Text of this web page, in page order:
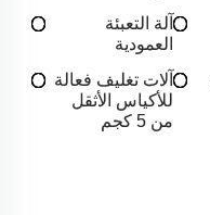
آلة التعبئة
العمودية
آلات تغليف فعالة
للأكياس الأثقل
من 5 كجم